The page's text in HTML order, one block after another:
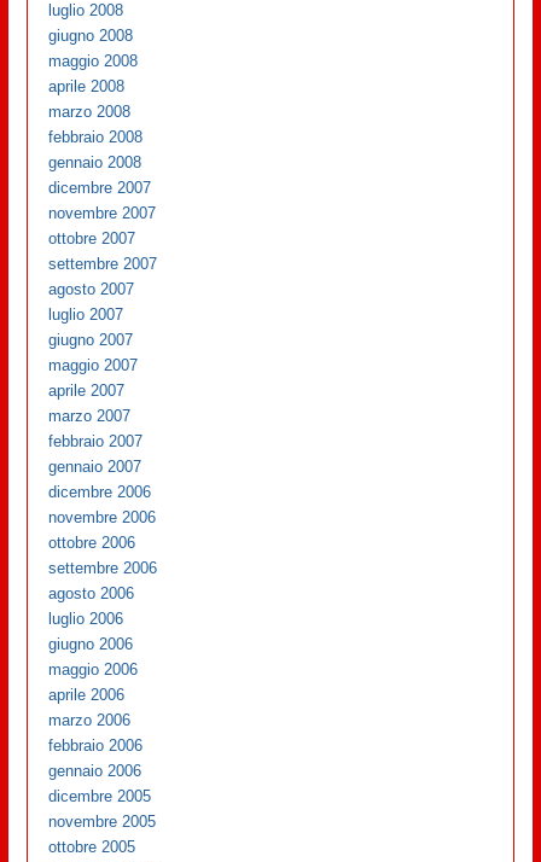
luglio 2008
giugno 2008
maggio 2008
aprile 2008
marzo 2008
febbraio 2008
gennaio 2008
dicembre 2007
novembre 2007
ottobre 2007
settembre 2007
agosto 2007
luglio 2007
giugno 2007
maggio 2007
aprile 2007
marzo 2007
febbraio 2007
gennaio 2007
dicembre 2006
novembre 2006
ottobre 2006
settembre 2006
agosto 2006
luglio 2006
giugno 2006
maggio 2006
aprile 2006
marzo 2006
febbraio 2006
gennaio 2006
dicembre 2005
novembre 2005
ottobre 2005